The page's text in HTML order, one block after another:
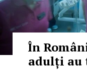
În
adulți